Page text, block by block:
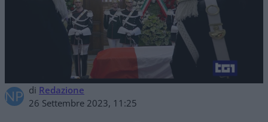
di Redazione
26 Settembre 2023, 11:25